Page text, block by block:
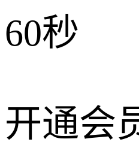
60秒
开通会